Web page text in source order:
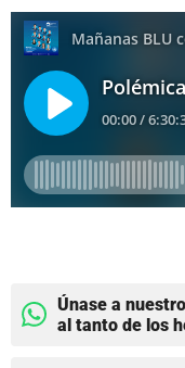
Únase a
al tanto de los